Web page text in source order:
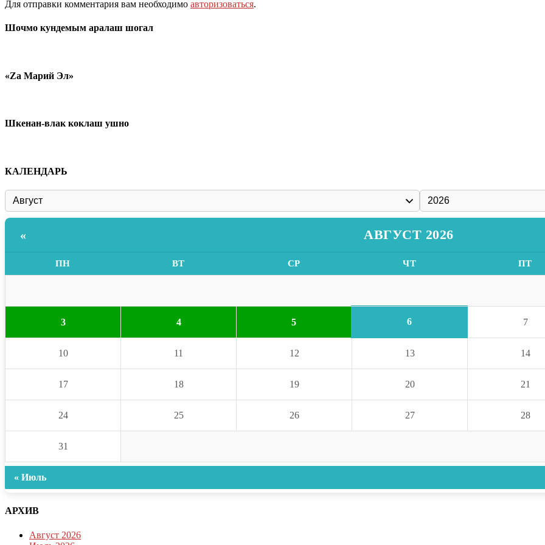
Для отправки комментария вам необходимо авторизоваться.
Шочмо кундемым аралаш шогал
«Zа Марий Эл»
Шкенан-влак коклаш ушно
КАЛЕНДАРЬ
« АВГУСТ 2026
ПН ВТ СР ЧТ ПТ
3 4 5 6 7
10 11 12 13 14
17 18 19 20 21
24 25 26 27 28
31
« Июль
АРХИВ
Август 2026